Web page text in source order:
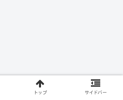
トップ サイドバー